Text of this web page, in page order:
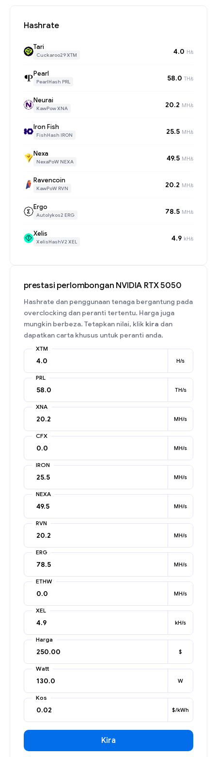
Hashrate
Tari
Cuckaroo29 XTM 4.0 H/s
Pearl
PearlHash PRL 58.0 TH/s
Neurai
KawPow XNA 20.2 MH/s
Iron Fish
FishHash IRON 25.5 MH/s
Nexa
NexaPoW NEXA 49.5 MH/s
Ravencoin
KawPoW RVN 20.2 MH/s
Ergo
Autolykos2 ERG 78.5 MH/s
Xelis
XelisHashV2 XEL 4.9 kH/s
prestasi perlombongan NVIDIA RTX 5050
Hashrate dan penggunaan tenaga bergantung pada
overclocking dan peranti tertentu. Harga juga
mungkin berbeza. Tetapkan nilai, klik kira dan
dapatkan carta khusus untuk peranti anda.
XTM
H/s
PRL
TH/s
XNA
MH/s
CFX
MH/s
IRON
MH/s
NEXA
MH/s
RVN
MH/s
ERG
MH/s
ETHW
MH/s
XEL
kH/s
Harga
$
Watt
W
Kos
$/kWh
Kira